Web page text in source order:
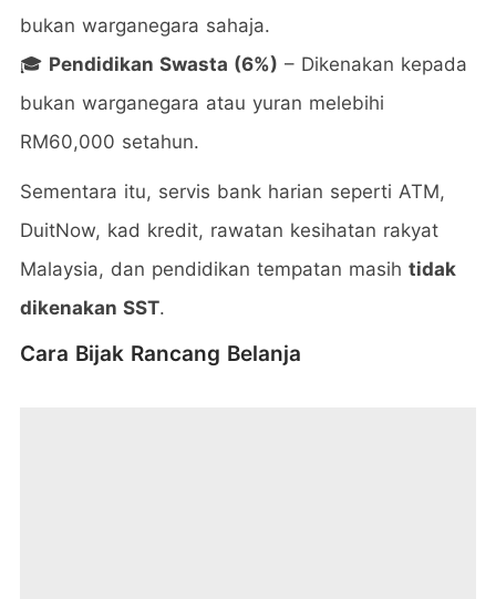
bukan warganegara sahaja.
🎓 Pendidikan Swasta (6%) – Dikenakan kepada
bukan warganegara atau yuran melebihi
RM60,000 setahun.
Sementara itu, servis bank harian seperti ATM,
DuitNow, kad kredit, rawatan kesihatan rakyat
Malaysia, dan pendidikan tempatan masih tidak
dikenakan SST.
Cara Bijak Rancang Belanja